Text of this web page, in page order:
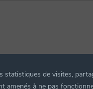
statistiques de visites,
amenés à ne pas